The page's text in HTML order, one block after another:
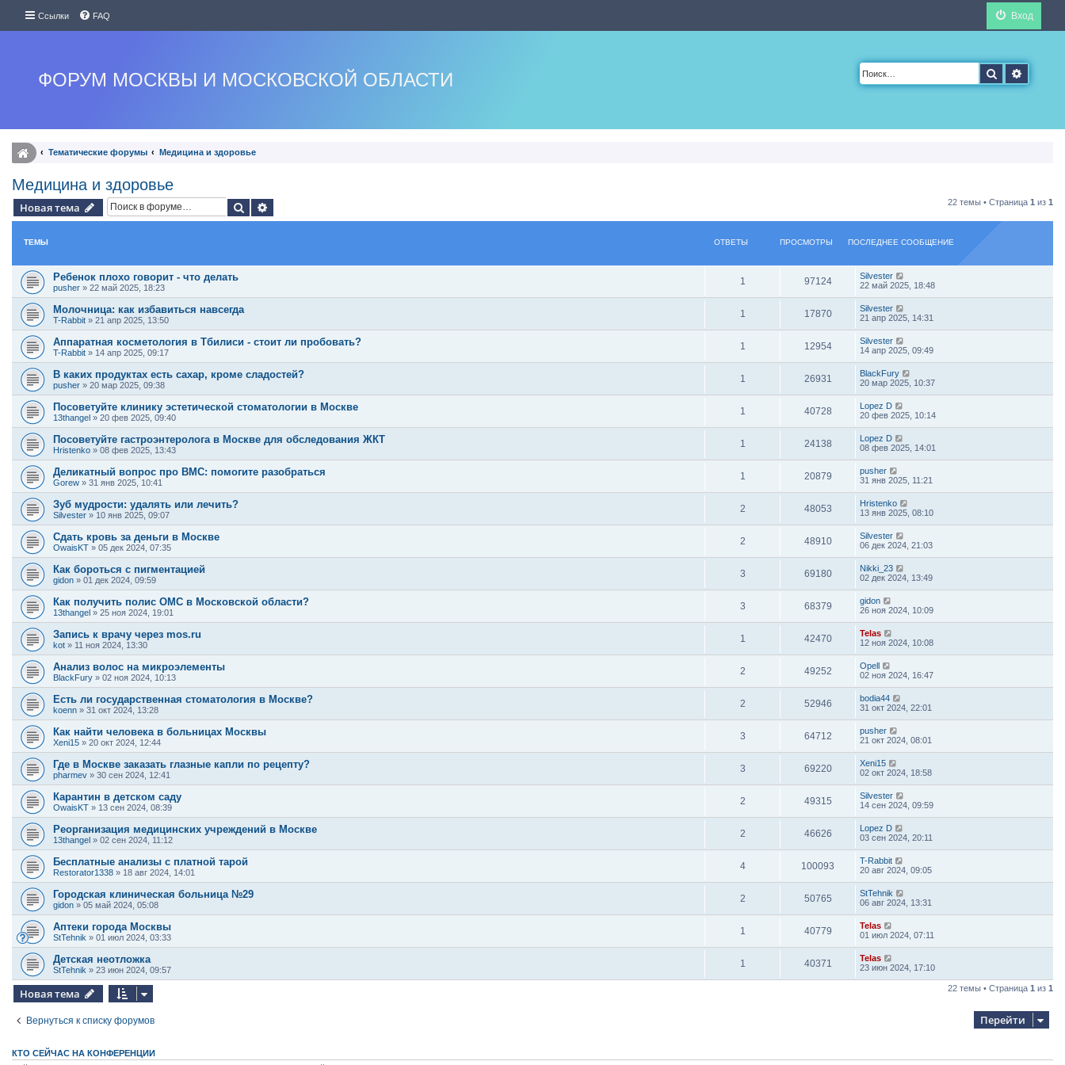
Ссылки FAQ Вход
ФОРУМ МОСКВЫ И МОСКОВСКОЙ ОБЛАСТИ Поиск
Тематические форумы Медицина и здоровье
Медицина и здоровье
Новая тема Поиск 22 темы • Страница 1 из 1
ТЕМЫ ОТВЕТЫ ПРОСМОТРЫ ПОСЛЕДНЕЕ СООБЩЕНИЕ
Ребенок плохо говорит - что делать
pusher » 22 май 2025, 18:23
1 97124
Silvester
22 май 2025, 18:48
Молочница: как избавиться навсегда
T-Rabbit » 21 апр 2025, 13:50
1 17870
Silvester
21 апр 2025, 14:31
Аппаратная косметология в Тбилиси - стоит ли пробовать?
T-Rabbit » 14 апр 2025, 09:17
1 12954
Silvester
14 апр 2025, 09:49
В каких продуктах есть сахар, кроме сладостей?
pusher » 20 мар 2025, 09:38
1 26931
BlackFury
20 мар 2025, 10:37
Посоветуйте клинику эстетической стоматологии в Москве
13thangel » 20 фев 2025, 09:40
1 40728
Lopez D
20 фев 2025, 10:14
Посоветуйте гастроэнтеролога в Москве для обследования ЖКТ
Hristenko » 08 фев 2025, 13:43
1 24138
Lopez D
08 фев 2025, 14:01
Деликатный вопрос про ВМС: помогите разобраться
Gorew » 31 янв 2025, 10:41
1 20879
pusher
31 янв 2025, 11:21
Зуб мудрости: удалять или лечить?
Silvester » 10 янв 2025, 09:07
2 48053
Hristenko
13 янв 2025, 08:10
Сдать кровь за деньги в Москве
OwaisKT » 05 дек 2024, 07:35
2 48910
Silvester
06 дек 2024, 21:03
Как бороться с пигментацией
gidon » 01 дек 2024, 09:59
3 69180
Nikki_23
02 дек 2024, 13:49
Как получить полис ОМС в Московской области?
13thangel » 25 ноя 2024, 19:01
3 68379
gidon
26 ноя 2024, 10:09
Запись к врачу через mos.ru
kot » 11 ноя 2024, 13:30
1 42470
Telas
12 ноя 2024, 10:08
Анализ волос на микроэлементы
BlackFury » 02 ноя 2024, 10:13
2 49252
Opell
02 ноя 2024, 16:47
Есть ли государственная стоматология в Москве?
koenn » 31 окт 2024, 13:28
2 52946
bodia44
31 окт 2024, 22:01
Как найти человека в больницах Москвы
Xeni15 » 20 окт 2024, 12:44
3 64712
pusher
21 окт 2024, 08:01
Где в Москве заказать глазные капли по рецепту?
pharmev » 30 сен 2024, 12:41
3 69220
Xeni15
02 окт 2024, 18:58
Карантин в детском саду
OwaisKT » 13 сен 2024, 08:39
2 49315
Silvester
14 сен 2024, 09:59
Реорганизация медицинских учреждений в Москве
13thangel » 02 сен 2024, 11:12
2 46626
Lopez D
03 сен 2024, 20:11
Бесплатные анализы с платной тарой
Restorator1338 » 18 авг 2024, 14:01
4 100093
T-Rabbit
20 авг 2024, 09:05
Городская клиническая больница №29
gidon » 05 май 2024, 05:08
2 50765
StTehnik
06 авг 2024, 13:31
Аптеки города Москвы
StTehnik » 01 июл 2024, 03:33
1 40779
Telas
01 июл 2024, 07:11
Детская неотложка
StTehnik » 23 июн 2024, 09:57
1 40371
Telas
23 июн 2024, 17:10
Новая тема 22 темы • Страница 1 из 1
Вернуться к списку форумов Перейти
КТО СЕЙЧАС НА КОНФЕРЕНЦИИ